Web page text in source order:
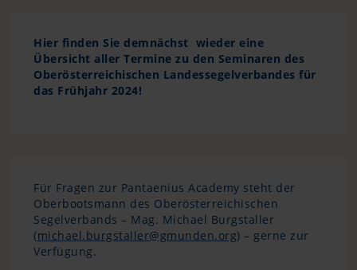
Hier finden Sie demnächst wieder eine
Übersicht aller Termine zu den Seminaren des
Oberösterreichischen Landessegelverbandes für
das Frühjahr 2024!
Für Fragen zur Pantaenius Academy steht der
Oberbootsmann des Oberösterreichischen
Segelverbands – Mag. Michael Burgstaller
(michael.burgstaller@gmunden.org) – gerne zur
Verfügung.